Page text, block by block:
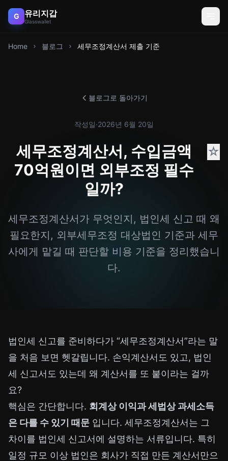
G 유리지갑
Glasswallet
Home 블로그 세무조정계산서 제출 기준
블로그로 돌아가기
작성일·2026년 6월 20일
세무조정계산서, 수입금액
70억원이면 외부조정 필수
일까?
☆
세무조정계산서가 무엇인지, 법인세 신고 때 왜
필요한지, 외부세무조정 대상법인 기준과 세무
사에게 맡길 때 판단할 비용 기준을 정리했습니
다.
법인세 신고를 준비하다가 “세무조정계산서”라는 말
을 처음 보면 헷갈립니다. 손익계산서도 있고, 법인
세 신고서도 있는데 왜 계산서를 또 붙이라는 걸까
요?
핵심은 간단합니다. 회계상 이익과 세법상 과세소득
은 다를 수 있기 때문 입니다. 세무조정계산서는 그
차이를 법인세 신고서에 설명하는 서류입니다. 특히
일정 규모 이상 법인은 회사가 직접 만든 계산서만으